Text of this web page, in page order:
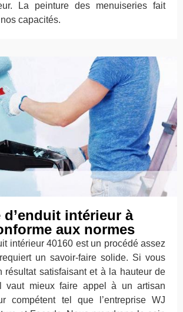
La peinture des menuiseries fait
capacités.
d’enduit intérieur à
aux normes
intérieur 40160 est un procédé assez
un savoir-faire solide. Si vous
résultat satisfaisant et à la hauteur de
vaut mieux faire appel à un artisan
compétent tel que l’entreprise WJ